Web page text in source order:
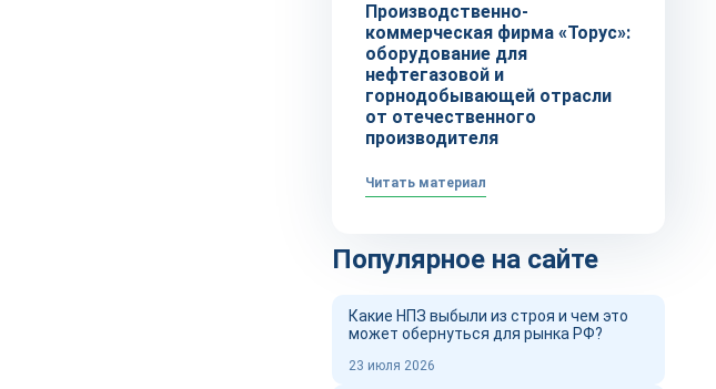
Производственно-
коммерческая фирма «Торус»:
оборудование для
нефтегазовой и
горнодобывающей отрасли
от отечественного
производителя
Читать материал
Популярное на сайте
Какие НПЗ выбыли из строя и чем это
может обернуться для рынка РФ?
23 июля 2026